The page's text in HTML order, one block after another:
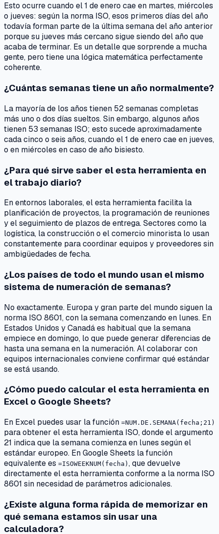
Esto ocurre cuando el 1 de enero cae en martes, miércoles
o jueves: según la norma ISO, esos primeros días del año
todavía forman parte de la última semana del año anterior
porque su jueves más cercano sigue siendo del año que
acaba de terminar. Es un detalle que sorprende a mucha
gente, pero tiene una lógica matemática perfectamente
coherente.
¿Cuántas semanas tiene un año normalmente?
La mayoría de los años tienen 52 semanas completas
más uno o dos días sueltos. Sin embargo, algunos años
tienen 53 semanas ISO; esto sucede aproximadamente
cada cinco o seis años, cuando el 1 de enero cae en jueves,
o en miércoles en caso de año bisiesto.
¿Para qué sirve saber el esta herramienta en
el trabajo diario?
En entornos laborales, el esta herramienta facilita la
planificación de proyectos, la programación de reuniones
y el seguimiento de plazos de entrega. Sectores como la
logística, la construcción o el comercio minorista lo usan
constantemente para coordinar equipos y proveedores sin
ambigüedades de fecha.
¿Los países de todo el mundo usan el mismo
sistema de numeración de semanas?
No exactamente. Europa y gran parte del mundo siguen la
norma ISO 8601, con la semana comenzando en lunes. En
Estados Unidos y Canadá es habitual que la semana
empiece en domingo, lo que puede generar diferencias de
hasta una semana en la numeración. Al colaborar con
equipos internacionales conviene confirmar qué estándar
se está usando.
¿Cómo puedo calcular el esta herramienta en
Excel o Google Sheets?
En Excel puedes usar la función =NUM.DE.SEMANA(fecha;21)
para obtener el esta herramienta ISO, donde el argumento
21 indica que la semana comienza en lunes según el
estándar europeo. En Google Sheets la función
equivalente es =ISOWEEKNUM(fecha) , que devuelve
directamente el esta herramienta conforme a la norma ISO
8601 sin necesidad de parámetros adicionales.
¿Existe alguna forma rápida de memorizar en
qué semana estamos sin usar una
calculadora?